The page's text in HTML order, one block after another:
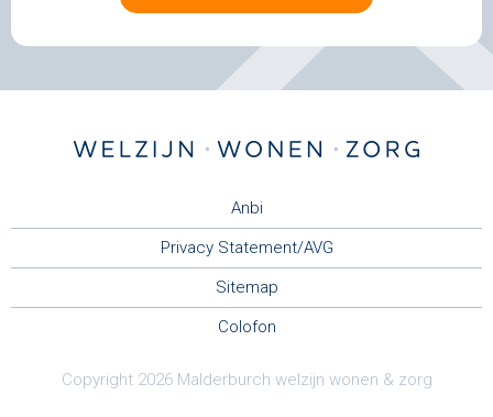
Anbi
Privacy Statement/AVG
Sitemap
Colofon
Copyright 2026 Malderburch welzijn wonen & zorg